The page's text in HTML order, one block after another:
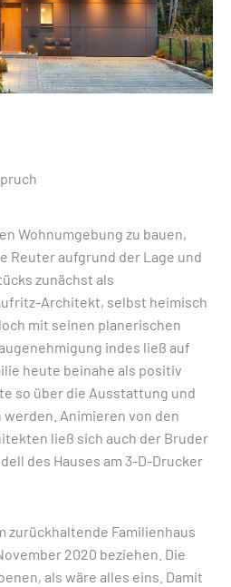
Wohnumgebung zu bauen,
Reuter aufgrund der Lage und
zunächst als
Architekt, selbst heimisch
mit seinen planerischen
indes ließ auf
heute beinahe als positiv
so über die Ausstattung und
Animieren von den
ließ sich auch der Bruder
des Hauses am 3-D-Drucker
zurückhaltende Familienhaus
2020 beziehen. Die
als wäre alles eins. Damit